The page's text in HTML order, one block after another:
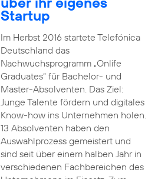
Startup
Im Herbst 2016 startete Telefónica
Deutschland das
Nachwuchsprogramm „Onlife
Graduates“ für Bachelor- und
Master-Absolventen. Das Ziel:
Junge Talente fördern und digitales
Know-how ins Unternehmen holen.
13 Absolventen haben den
Auswahlprozess gemeistert und
sind seit über einem halben Jahr in
verschiedenen Fachbereichen des